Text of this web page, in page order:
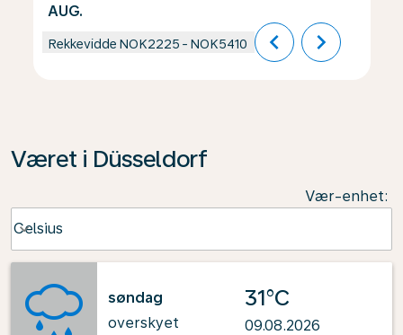
AUG.
Rekkevidde NOK2225 - NOK5410 chevron_left chevron_right
Været i Düsseldorf
Vær-enhet:
Celsius
keyboard_arrow_down
søndag
overskyet
31°C
09.08.2026